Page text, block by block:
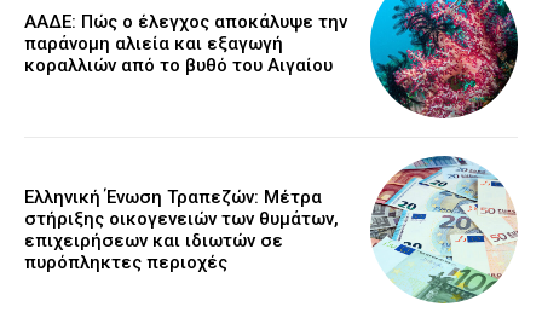
ΑΑΔΕ: Πώς ο έλεγχος αποκάλυψε την
παράνομη αλιεία και εξαγωγή
κοραλλιών από το βυθό του Αιγαίου
Ελληνική Ένωση Τραπεζών: Μέτρα
στήριξης οικογενειών των θυμάτων,
επιχειρήσεων και ιδιωτών σε
πυρόπληκτες περιοχές